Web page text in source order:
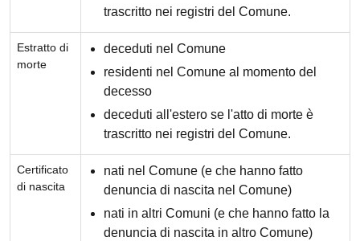
trascritto nei registri del Comune.
Estratto di
morte
deceduti nel Comune
residenti nel Comune al momento del
decesso
deceduti all'estero se l'atto di morte è
trascritto nei registri del Comune.
Certificato
di nascita
nati nel Comune (e che hanno fatto
denuncia di nascita nel Comune)
nati in altri Comuni (e che hanno fatto la
denuncia di nascita in altro Comune)